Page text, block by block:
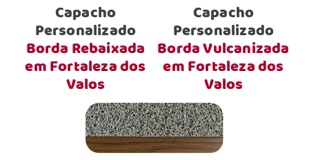
Capacho
Personalizado
Borda Rebaixada
em Fortaleza dos
Valos
Capacho
Personalizado
Borda Vulcanizada
em Fortaleza dos
Valos